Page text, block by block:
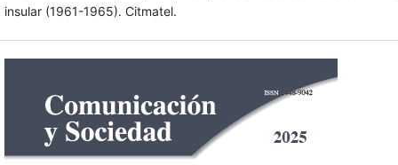
insular (1961-1965). Citmatel.